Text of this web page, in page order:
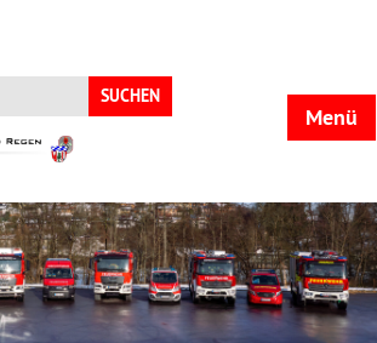
Suchen
nach:
Menü